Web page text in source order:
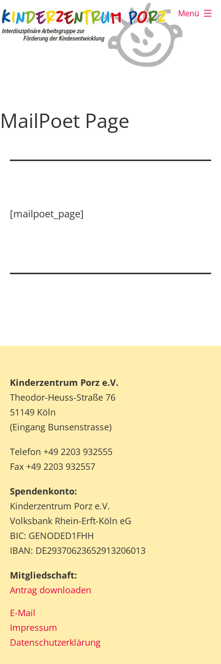
Zum
Inhalt
springen
Menü
MailPoet Page
[mailpoet_page]
Kinderzentrum Porz e.V.
Theodor-Heuss-Straße 76
51149 Köln
(Eingang Bunsenstrasse)
Telefon +49 2203 932555
Fax +49 2203 932557
Spendenkonto:
Kinderzentrum Porz e.V.
Volksbank Rhein-Erft-Köln eG
BIC: GENODED1FHH
IBAN: DE29370623652913206013
Mitgliedschaft:
Antrag downloaden
E-Mail
Impressum
Datenschutzerklärung